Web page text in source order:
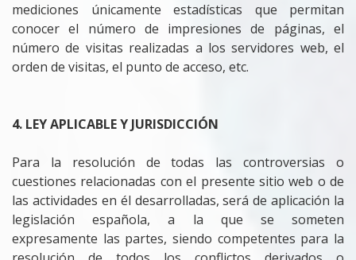
mediciones únicamente estadísticas que permitan
conocer el número de impresiones de páginas, el
número de visitas realizadas a los servidores web, el
orden de visitas, el punto de acceso, etc.
4. LEY APLICABLE Y JURISDICCIÓN
Para la resolución de todas las controversias o
cuestiones relacionadas con el presente sitio web o de
las actividades en él desarrolladas, será de aplicación la
legislación española, a la que se someten
expresamente las partes, siendo competentes para la